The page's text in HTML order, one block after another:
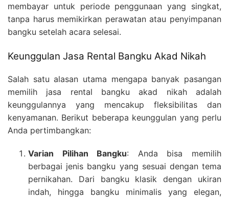
membayar untuk periode penggunaan yang singkat,
tanpa harus memikirkan perawatan atau penyimpanan
bangku setelah acara selesai.
Keunggulan Jasa Rental Bangku Akad Nikah
Salah satu alasan utama mengapa banyak pasangan
memilih jasa rental bangku akad nikah adalah
keunggulannya yang mencakup fleksibilitas dan
kenyamanan. Berikut beberapa keunggulan yang perlu
Anda pertimbangkan:
Varian Pilihan Bangku: Anda bisa memilih
berbagai jenis bangku yang sesuai dengan tema
pernikahan. Dari bangku klasik dengan ukiran
indah, hingga bangku minimalis yang elegan,